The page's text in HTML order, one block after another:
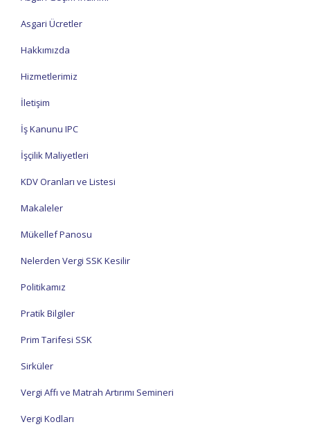
Asgari Ücretler
Hakkımızda
Hizmetlerimiz
İletişim
İş Kanunu IPC
İşçilik Maliyetleri
KDV Oranları ve Listesi
Makaleler
Mükellef Panosu
Nelerden Vergi SSK Kesilir
Politikamız
Pratik Bilgiler
Prim Tarifesi SSK
Sirküler
Vergi Affı ve Matrah Artırımı Semineri
Vergi Kodları